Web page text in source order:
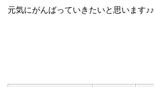
元気にがんばっていきたいと思います♪♪